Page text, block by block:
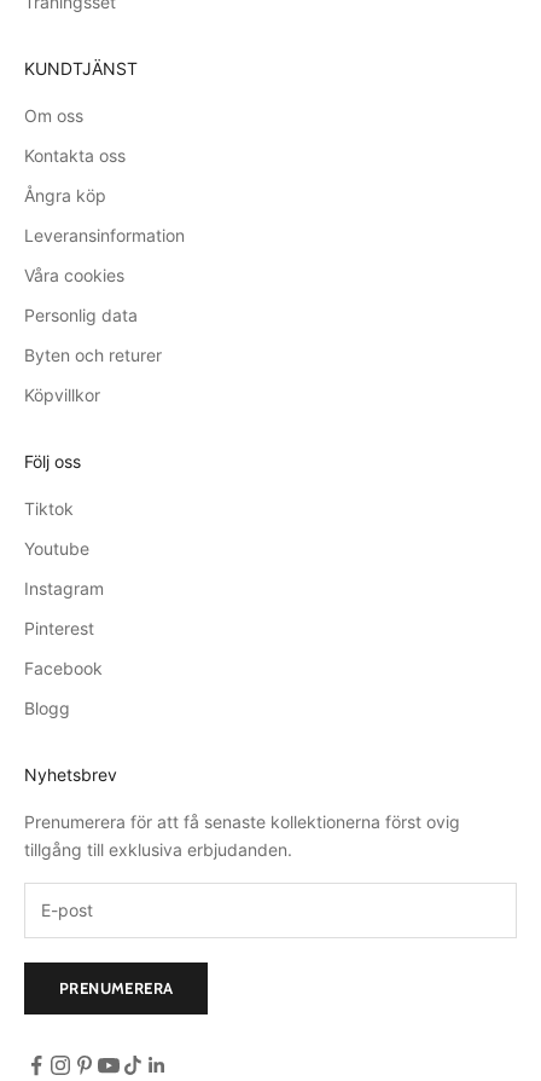
KUNDTJÄNST
Om oss
Kontakta oss
Ångra köp
Leveransinformation
Våra cookies
Personlig data
Byten och returer
Köpvillkor
Följ oss
Tiktok
Youtube
Instagram
Pinterest
Facebook
Blogg
Nyhetsbrev
Prenumerera för att få senaste kollektionerna först ovig
tillgång till exklusiva erbjudanden.
PRENUMERERA